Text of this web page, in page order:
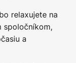
relaxujete na
spoločníkom,
a